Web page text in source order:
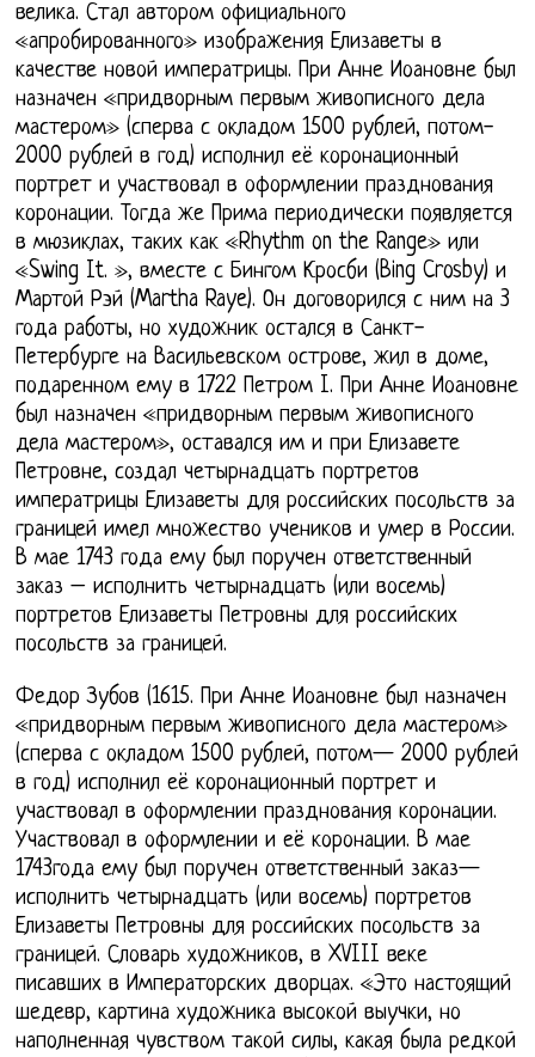
велика. Стал автором официального
«апробированного» изображения Елизаветы в
качестве новой императрицы. При Анне Иоановне был
назначен «придворным первым живописного дела
мастером» (сперва с окладом 1500 рублей, потом-
2000 рублей в год) исполнил её коронационный
портрет и участвовал в оформлении празднования
коронации. Тогда же Прима периодически появляется
в мюзиклах, таких как «Rhythm on the Range» или
«Swing It. », вместе с Бингом Кросби (Bing Crosby) и
Мартой Рэй (Martha Raye). Он договорился с ним на 3
года работы, но художник остался в Санкт-
Петербурге на Васильевском острове, жил в доме,
подаренном ему в 1722 Петром I. При Анне Иоановне
был назначен «придворным первым живописного
дела мастером», оставался им и при Елизавете
Петровне, создал четырнадцать портретов
императрицы Елизаветы для российских посольств за
границей имел множество учеников и умер в России.
В мае 1743 года ему был поручен ответственный
заказ – исполнить четырнадцать (или восемь)
портретов Елизаветы Петровны для российских
посольств за границей.
Федор Зубов (1615. При Анне Иоановне был назначен
«придворным первым живописного дела мастером»
(сперва с окладом 1500 рублей, потом— 2000 рублей
в год) исполнил её коронационный портрет и
участвовал в оформлении празднования коронации.
Участвовал в оформлении и её коронации. В мае
1743года ему был поручен ответственный заказ—
исполнить четырнадцать (или восемь) портретов
Елизаветы Петровны для российских посольств за
границей. Словарь художников, в XVIII веке
писавших в Императорских дворцах. «Это настоящий
шедевр, картина художника высокой выучки, но
наполненная чувством такой силы, какая была редкой